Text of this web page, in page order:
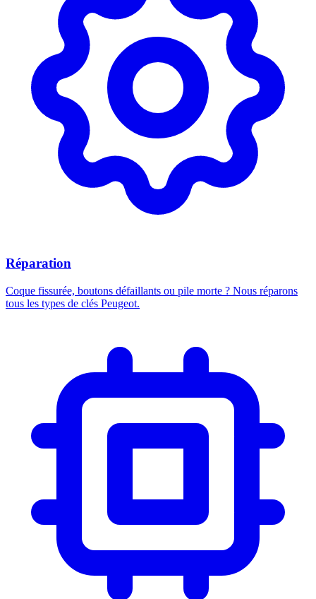
Réparation
Coque fissurée, boutons défaillants ou pile morte ? Nous réparons
tous les types de clés Peugeot.